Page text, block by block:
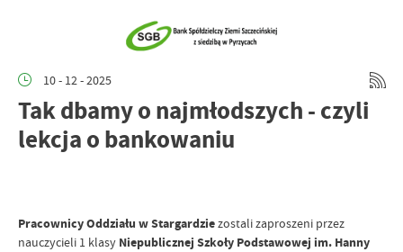
10 - 12 - 2025
Tak dbamy o najmłodszych - czyli
lekcja o bankowaniu
Pracownicy Oddziału w Stargardziezostali zaproszeni przez
nauczycieli 1 klasy Niepublicznej Szkoły Podstawowej im. Hanny